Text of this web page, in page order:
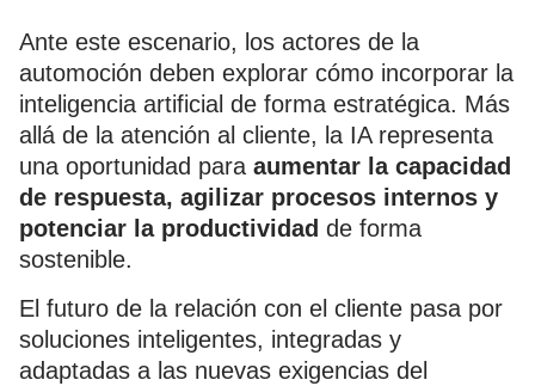
Ante este escenario, los actores de la
automoción deben explorar cómo incorporar la
inteligencia artificial de forma estratégica. Más
allá de la atención al cliente, la IA representa
una oportunidad para aumentar la capacidad
de respuesta, agilizar procesos internos y
potenciar la productividad de forma
sostenible.
El futuro de la relación con el cliente pasa por
soluciones inteligentes, integradas y
adaptadas a las nuevas exigencias del